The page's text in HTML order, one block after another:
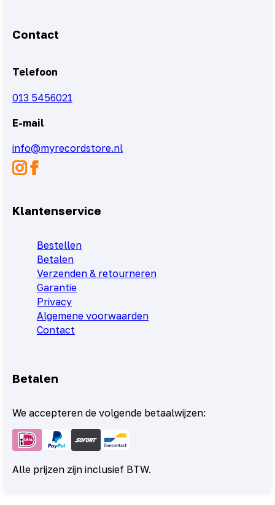
Contact
Telefoon
013 5456021
E-mail
info@myrecordstore.nl
Klantenservice
Bestellen
Betalen
Verzenden & retourneren
Garantie
Privacy
Algemene voorwaarden
Contact
Betalen
We accepteren de volgende betaalwijzen:
Alle prijzen zijn inclusief BTW.